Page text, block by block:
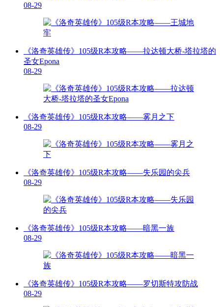
08-29
《洛奇英雄传》105级R本攻略——拉达顿大桥-塔拉塔的
圣女Epona
08-29
《洛奇英雄传》105级R本攻略——雾月之下
08-29
《洛奇英雄传》105级R本攻略——失乐园的尖兵
08-29
《洛奇英雄传》105级R本攻略——暗黑一族
08-29
《洛奇英雄传》105级R本攻略——罗切斯特攻防战
08-29